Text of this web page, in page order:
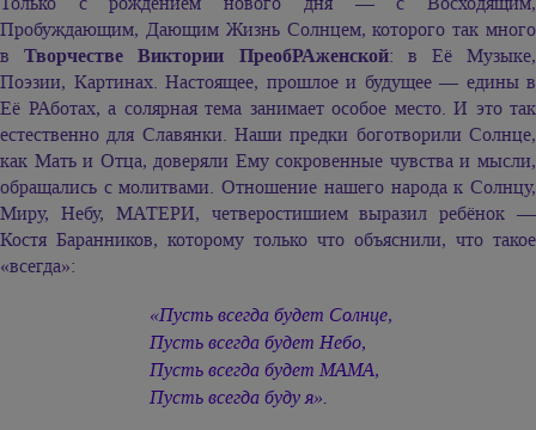
Пробуждающим, Дающим Жизнь Солнцем, которого так много
вТворчестве Виктории ПреобРАженской: в Её Музыке,
Поэзии, Картинах. Настоящее, прошлое и будущее — едины в
Её РАботах, а солярная тема занимает особое место. И это так
естественно для Славянки. Наши предки боготворили Солнце,
как Мать и Отца, доверяли Ему сокровенные чувства и мысли,
обращались с молитвами. Отношение нашего народа к Солнцу,
Миру, Небу, МАТЕРИ, четверостишием выразил ребёнок —
Костя Баранников, которому только что объяснили, что такое
«всегда»:
«Пусть всегда будет Солнце,
Пусть всегда будет Небо,
Пусть всегда будет МАМА,
Пусть всегда буду я».